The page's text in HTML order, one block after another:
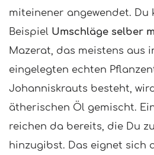
miteinener angewendet. Du
Beispiel Umschläge selber
Mazerat, das meistens aus
eingelegten echten
Johanniskrauts besteht,
ätherischen Öl gemischt.
reichen da bereits, die Du
hinzugibst. Das eignet sich